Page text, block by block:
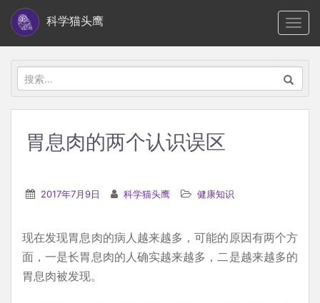
i
科学猫头鹰
搜
索：
胃息肉的两个认识误区
2017年7月9日 科学猫头鹰 健康知识
现在发现胃息肉的病人越来越多，可能的原因有两个方
面，一是长胃息肉的人确实越来越多，二是越来越多的
胃息肉被发现。